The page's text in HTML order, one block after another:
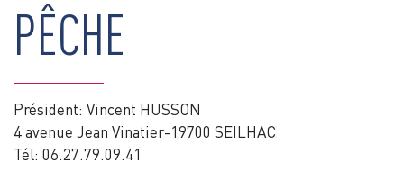
PÊCHE
Président: Vincent HUSSON
4 avenue Jean Vinatier-19700 SEILHAC
Tél: 06.27.79.09.41